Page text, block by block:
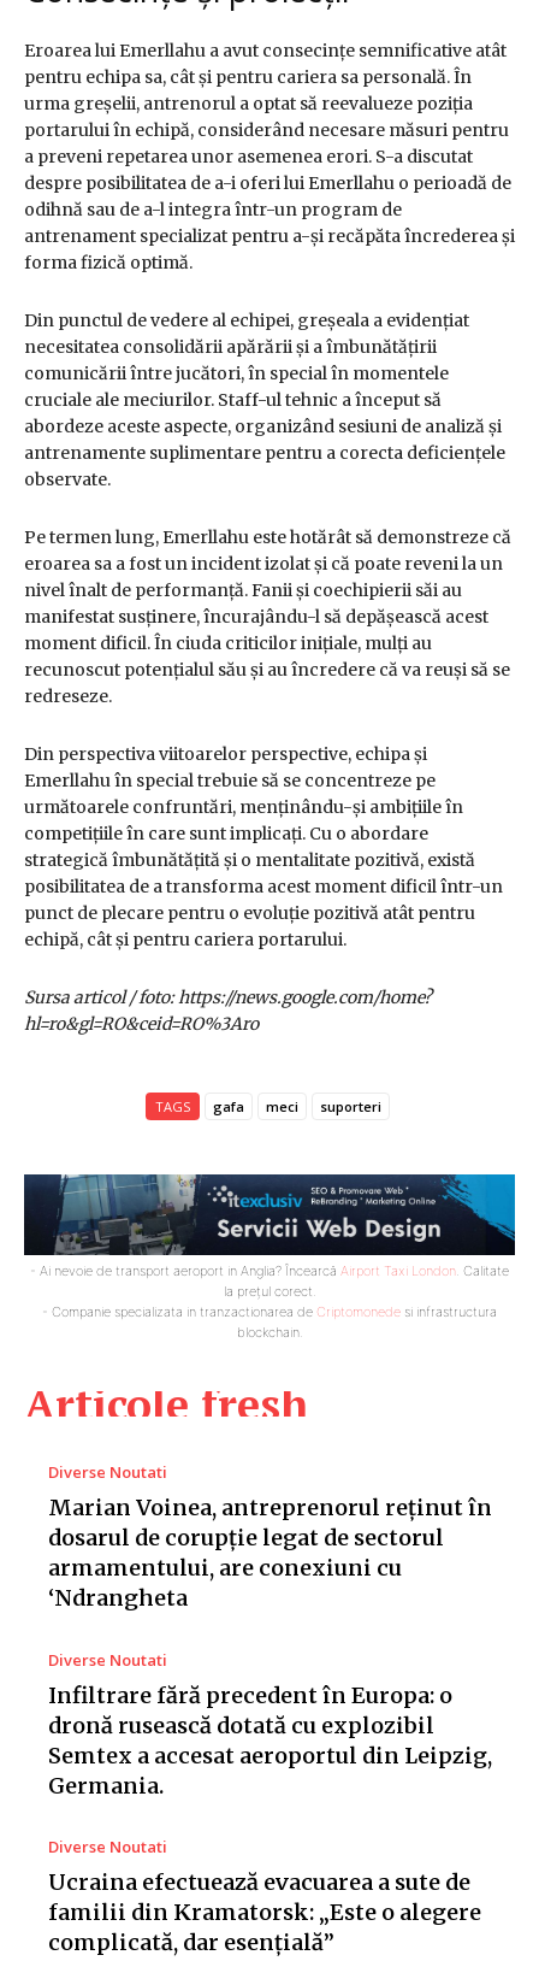
Articole fresh
Diverse Noutati
Marian Voinea, antreprenorul reținut în
dosarul de corupție legat de sectorul
armamentului, are conexiuni cu
‘Ndrangheta
Diverse Noutati
Infiltrare fără precedent în Europa: o
dronă rusească dotată cu explozibil
Semtex a accesat aeroportul din Leipzig,
Germania.
Diverse Noutati
Ucraina efectuează evacuarea a sute de
familii din Kramatorsk: „Este o alegere
complicată, dar esențială”
Eroarea lui Emerllahu a avut consecințe semnificative atât
pentru echipa sa, cât și pentru cariera sa personală. În
urma greșelii, antrenorul a optat să reevalueze poziția
portarului în echipă, considerând necesare măsuri pentru
a preveni repetarea unor asemenea erori. S-a discutat
despre posibilitatea de a-i oferi lui Emerllahu o perioadă de
odihnă sau de a-l integra într-un program de
antrenament specializat pentru a-și recăpăta încrederea și
forma fizică optimă.
Din punctul de vedere al echipei, greșeala a evidențiat
necesitatea consolidării apărării și a îmbunătățirii
comunicării între jucători, în special în momentele
cruciale ale meciurilor. Staff-ul tehnic a început să
abordeze aceste aspecte, organizând sesiuni de analiză și
antrenamente suplimentare pentru a corecta deficiențele
observate.
Pe termen lung, Emerllahu este hotărât să demonstreze că
eroarea sa a fost un incident izolat și că poate reveni la un
nivel înalt de performanță. Fanii și coechipierii săi au
manifestat susținere, încurajându-l să depășească acest
moment dificil. În ciuda criticilor inițiale, mulți au
recunoscut potențialul său și au încredere că va reuși să se
redreseze.
Din perspectiva viitoarelor perspective, echipa și
Emerllahu în special trebuie să se concentreze pe
următoarele confruntări, menținându-și ambițiile în
competițiile în care sunt implicați. Cu o abordare
strategică îmbunătățită și o mentalitate pozitivă, există
posibilitatea de a transforma acest moment dificil într-un
punct de plecare pentru o evoluție pozitivă atât pentru
echipă, cât și pentru cariera portarului.
Sursa articol / foto: https://news.google.com/home?
hl=ro&gl=RO&ceid=RO%3Aro
TAGS gafa meci suporteri
- Ai nevoie de transport aeroport in Anglia? Încearcă Airport Taxi London. Calitate
la prețul corect.
- Companie specializata in tranzactionarea de Criptomonede si infrastructura
blockchain.